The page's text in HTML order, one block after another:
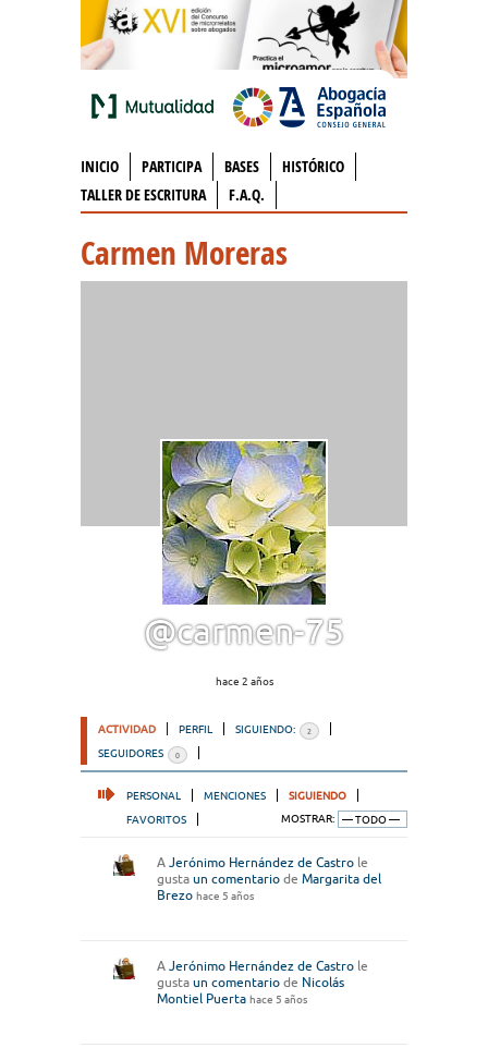
INICIO PARTICIPA BASES
HISTÓRICO
TALLER DE ESCRITURA
F.A.Q.
Carmen Moreras
@carmen-75
hace 2 años
ACTIVIDAD PERFIL SIGUIENDO: 2
SEGUIDORES 0
PERSONAL MENCIONES
SIGUIENDO
FAVORITOS
MOSTRAR:
A Jerónimo Hernández de Castro le
gusta un comentario de Margarita del
Brezo hace 5 años
A Jerónimo Hernández de Castro le
gusta un comentario de Nicolás
Montiel Puerta hace 5 años